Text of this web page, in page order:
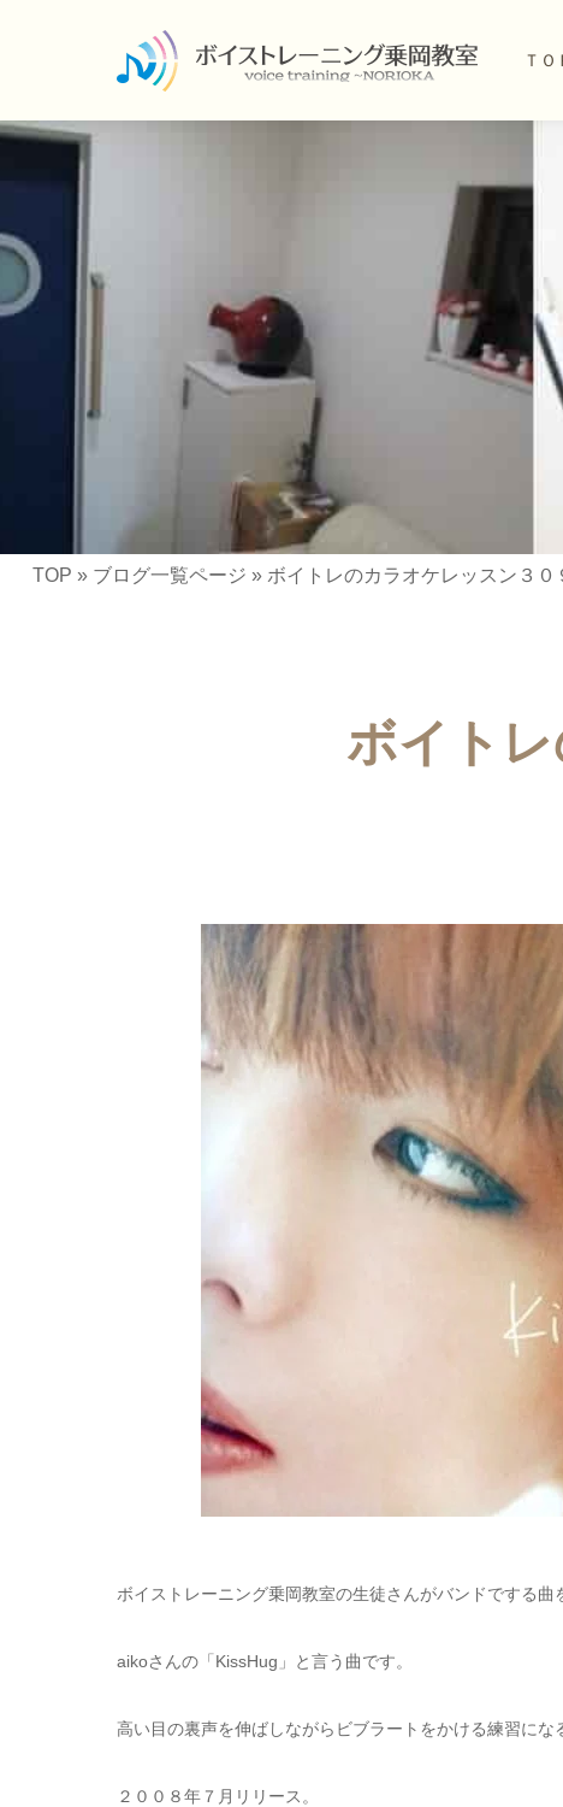
ＴＯ
TOP » ブログ一覧ページ » ボイトレのカラオケレッスン３０
ボイト
ボイストレーニング乗岡教室の生徒さんがバンドでする曲
aikoさんの「KissHug」と言う曲です。
高い目の裏声を伸ばしながらビブラートをかける練習にな
２００８年７月リリース。